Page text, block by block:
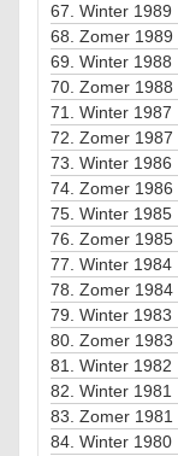
67. Winter 1989
68. Zomer 1989
69. Winter 1988
70. Zomer 1988
71. Winter 1987
72. Zomer 1987
73. Winter 1986
74. Zomer 1986
75. Winter 1985
76. Zomer 1985
77. Winter 1984
78. Zomer 1984
79. Winter 1983
80. Zomer 1983
81. Winter 1982
82. Winter 1981
83. Zomer 1981
84. Winter 1980